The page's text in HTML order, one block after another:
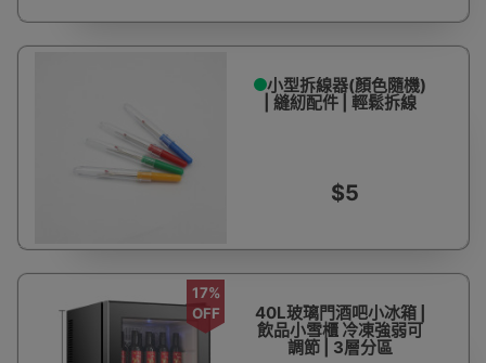
小型拆線器(顏色隨機)
| 縫紉配件 | 輕鬆拆線
$5
17%
OFF
40L玻璃門酒吧小冰箱 |
飲品小雪櫃 冷凍強弱可
調節 | 3層分區